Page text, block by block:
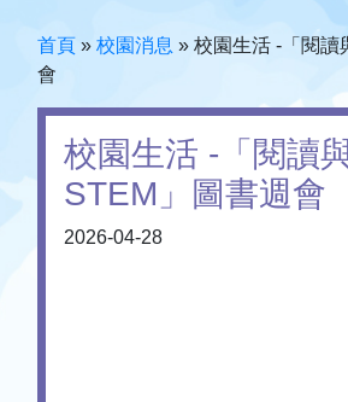
首頁 » 校園消息 » 校園生活 -「閱讀
會
校園生活 -「閱讀
STEM」圖書週會
2026-04-28